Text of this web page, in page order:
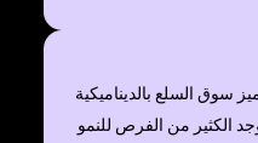
سوق السلع بالديناميكية
الكثير من الفرص للنمو